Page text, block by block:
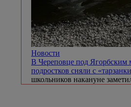
Новости
В Череповце под Ягорбским
подростков сняли с
школьников накануне